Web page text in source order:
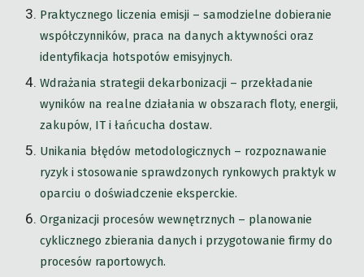
Praktycznego liczenia emisji – samodzielne dobieranie
współczynników, praca na danych aktywności oraz
identyfikacja hotspotów emisyjnych.
Wdrażania strategii dekarbonizacji – przekładanie
wyników na realne działania w obszarach floty, energii,
zakupów, IT i łańcucha dostaw.
Unikania błędów metodologicznych – rozpoznawanie
ryzyk i stosowanie sprawdzonych rynkowych praktyk w
oparciu o doświadczenie eksperckie.
Organizacji procesów wewnętrznych – planowanie
cyklicznego zbierania danych i przygotowanie firmy do
procesów raportowych.